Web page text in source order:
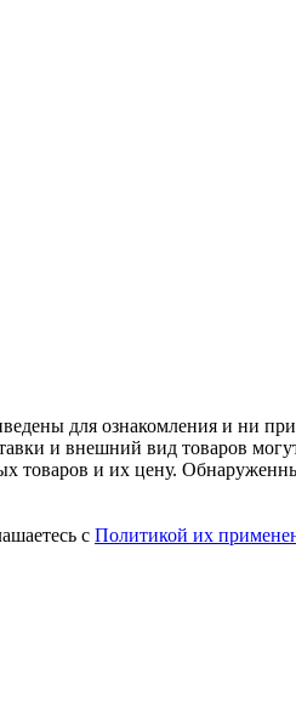
для ознакомления и ни
и внешний вид товаров
товаров и их цену.
с Политикой их